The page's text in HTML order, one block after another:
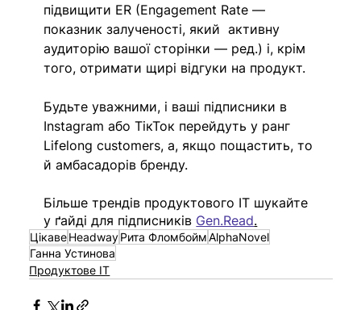
підвищити ER (Engagement Rate —
показник залученості, який  активну
аудиторію вашої сторінки — ред.) і, крім
того, отримати щирі відгуки на продукт.
Будьте уважними, і ваші підписники в
Instagram або ТікТок перейдуть у ранг
Lifelong customers, а, якщо пощастить, то
й амбасадорів бренду.
Більше трендів продуктового ІТ шукайте
у ґайді для підписників Gen.Read.
ЦікавеHeadwayРита ФломбоймAlphaNovel
Ганна Устинова
Продуктове IT